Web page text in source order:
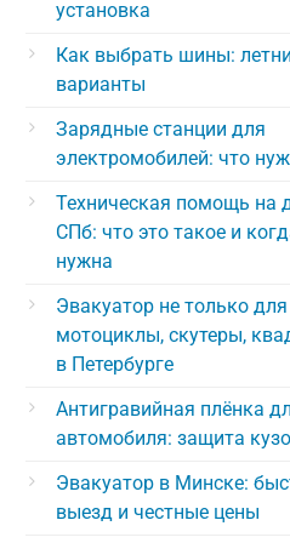
установка
Как выбрать шины:
варианты
Зарядные станции для
электромобилей: что
Техническая помощь на
СПб: что это такое и
нужна
Эвакуатор не только
мотоциклы, скутеры,
в Петербурге
Антигравийная плёнка
автомобиля: защита
Эвакуатор в Минске:
выезд и честные цены